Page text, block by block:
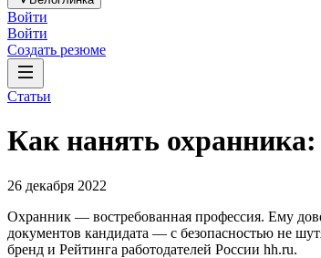
Войти
Войти
Создать резюме
Статьи
Как нанять
26 декабря 2022
Охранник — востребованная профессия. Ему
документов кандидата — с безопасностью не
бренд и Рейтинга работодателей России hh.ru.